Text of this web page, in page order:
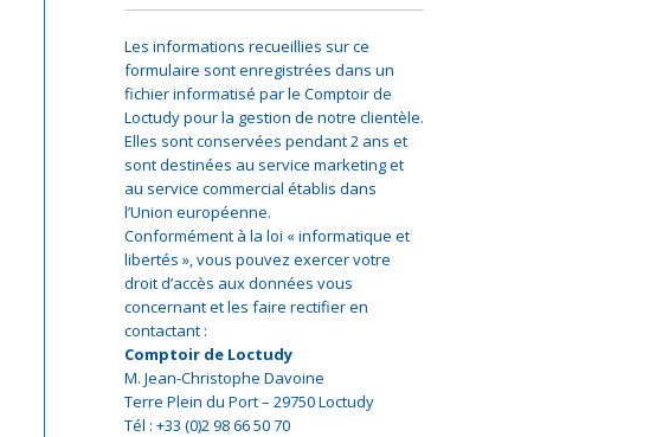
Les informations recueillies sur ce
formulaire sont enregistrées dans un
fichier informatisé par le Comptoir de
Loctudy pour la gestion de notre clientèle.
Elles sont conservées pendant 2 ans et
sont destinées au service marketing et
au service commercial établis dans
l’Union européenne.
Conformément à la loi « informatique et
libertés », vous pouvez exercer votre
droit d’accès aux données vous
concernant et les faire rectifier en
contactant :
Comptoir de Loctudy
M. Jean-Christophe Davoine
Terre Plein du Port – 29750 Loctudy
Tél : +33 (0)2 98 66 50 70